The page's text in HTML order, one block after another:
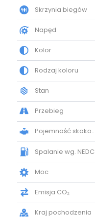
Skrzynia biegów
Napęd
Kolor
Rodzaj koloru
Stan
Przebieg
Pojemność skokowa
Spalanie wg. NEDC
Moc
Emisja CO₂
Kraj pochodzenia